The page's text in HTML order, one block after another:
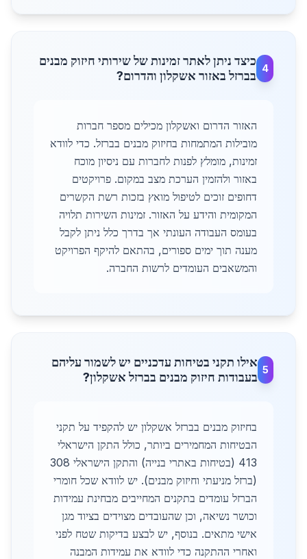
4
כיצד ניתן לאתר זמינות של שירותי חיזוק מבנים
בברזל באזור אשקלון והדרום?
האזור הדרום ואשקלון מכילים מספר חברות
מובילות המתמחות בחיזוק מבנים בברזל. כדי לוודא
זמינות, מומלץ לפנות לחברות עם ניסיון מוכח
באזור ולהזמין הערכת מצב במקום. פרויקטים
דחופים זוכים לטיפול מואץ בזכות רשת הקשרים
המקומית והידע על האזור. זמינות השירות תלויה
בעומס העבודה העונתי אך בדרך כלל ניתן לקבל
מענה תוך ימים ספורים, בהתאם להיקף הפרויקט
והמשאבים העומדים לרשות החברה.
5
אילו תקני בטיחות עדכניים יש לשמור עליהם
בעבודות חיזוק מבנים בברזל אשקלון?
בחיזוק מבנים בברזל אשקלון יש להקפיד על תקני
הבטיחות המחמירים ביותר, כולל התקן הישראלי
413 (בטיחות באתרי בנייה) והתקן הישראלי 308
(ברזל מניעתי וחיזוק מבנים). יש לוודא שכל חומרי
הברזל עומדים בתקנים המחייבים מבחינת עמידות
וכושר נשיאה, וכן שהעובדים מצוידים בציוד מגן
אישי מתאים. בנוסף, יש לבצע בדיקות שטח לפני
ואחרי ההתקנה כדי לוודא את עמידות המבנה